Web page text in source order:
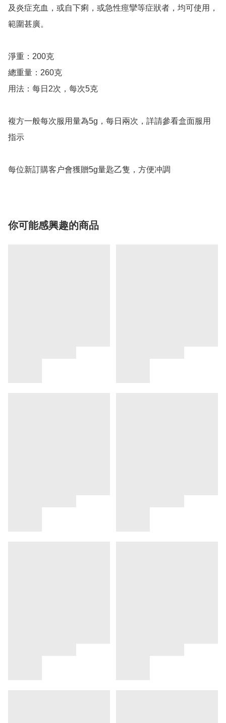
及炎症充血，或自下痢，或急性痙攣等症狀者，均可使用，
範圍甚廣。
淨重：200克
總重量：260克
用法：每日2次，每次5克
複方一般每次服用量為5g，每日兩次，詳請參看盒面服用
指示
每位新訂購客户會獲贈5g量匙乙隻，方便冲調
你可能感興趣的商品